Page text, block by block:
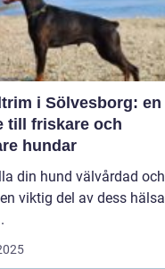
i Sölvesborg: en
till friskare och
hundar
din hund välvårdad och
viktig del av dess hälsa